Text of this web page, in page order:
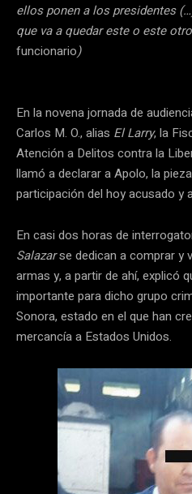
ellos ponen a los presidentes
que va a quedar este o este
funcionario)
En la novena jornada de
Carlos M. O., alias El Larry, la
Atención a Delitos contra la
llamó a declarar a Apolo, la
participación del hoy acusado y
En casi dos horas de
Salazarse dedican a comprar y
armas y, a partir de ahí, explicó
importante para dicho grupo
Sonora, estado en el que han
mercancía a Estados Unidos.